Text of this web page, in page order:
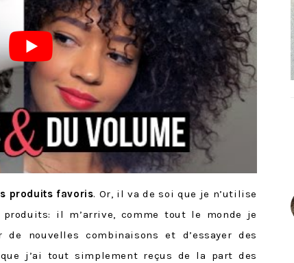
produits favoris. Or, il va de soi que je n’utilise
produits: il m’arrive, comme tout le monde je
nouvelles combinaisons et d’essayer des
j’ai tout simplement reçus de la part des